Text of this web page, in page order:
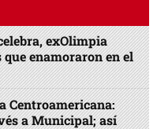
exOlimpia
enamoraron en el
Centroamericana:
a Municipal; así